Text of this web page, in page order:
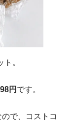
。
円 です。
で、コストコ